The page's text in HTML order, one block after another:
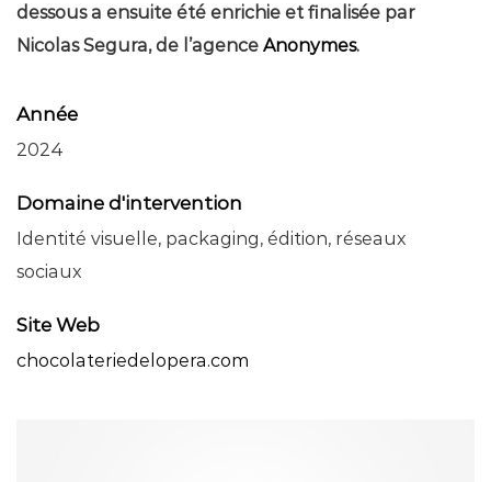
dessous a ensuite été enrichie et finalisée par
Nicolas Segura, de l’agence Anonymes.
Année
2024
Domaine d'intervention
Identité visuelle, packaging, édition, réseaux
sociaux
Site Web
chocolateriedelopera.com